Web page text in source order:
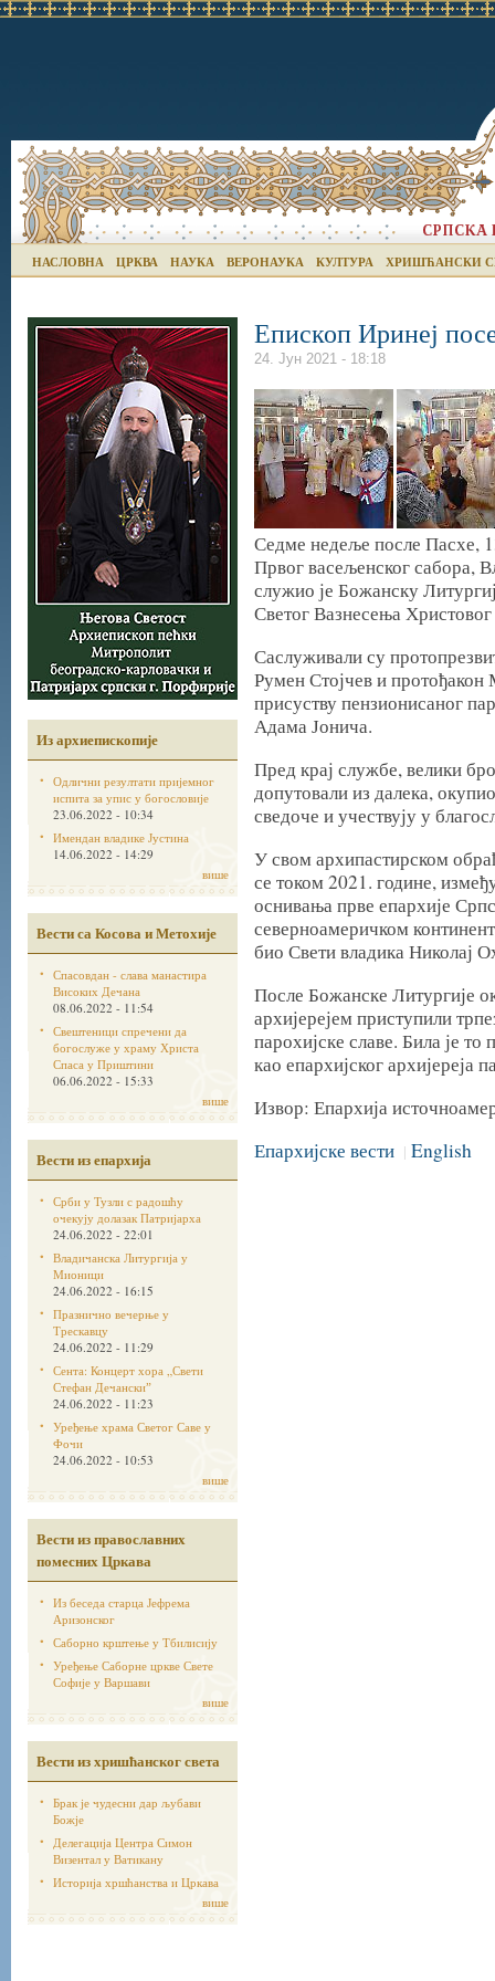
НАСЛОВНА ЦРКВА НАУКА ВЕРОНАУКА КУЛТУРА ХРИШЋАНСКИ
Из архиепископије
Одлични резултати пријемног
испита за упис у богословије
23.06.2022 - 10:34
Имендан владике Јустина
14.06.2022 - 14:29
више
Вести са Косова и Метохије
Спасовдан - слава манастира
Високих Дечана
08.06.2022 - 11:54
Свештеници спречени да
богослуже у храму Христа
Спаса у Приштини
06.06.2022 - 15:33
више
Вести из епархија
Срби у Тузли с радошћу
очекују долазак Патријарха
24.06.2022 - 22:01
Владичанска Литургија у
Мионици
24.06.2022 - 16:15
Празнично вечерње у
Трескавцу
24.06.2022 - 11:29
Сента: Концерт хора „Свети
Стефан Дечанскиˮ
24.06.2022 - 11:23
Уређење храма Светог Саве у
Фочи
24.06.2022 - 10:53
више
Вести из православних
помесних Цркава
Из беседа старца Јефрема
Аризонског
Саборно крштење у Тбилисију
Уређење Саборне цркве Свете
Софије у Варшави
више
Вести из хришћанског света
Брак је чудесни дар љубави
Божје
Делегација Центра Симон
Визентал у Ватикану
Историја хршћанства и Цркава
више
Епископ Иринеј
24. Јун 2021 - 18:18
Седме недеље после Пасхе,
Првог васељенског сабора,
служио је Божанску
Светог Вазнесења
Саслуживали су
Румен Стојчев и
присуству пензионисаног
Адама Јонича.
Пред крај службе, велики
допутовали из далека,
сведоче и учествују у
У свом архипастирском
се током 2021. године,
оснивања прве епархије
северноамеричком
био Свети владика Николај
После Божанске Литургије
архијерејем приступили
парохијске славе. Била је
као епархијског архијереја
Извор: Епархија
Епархијске вести | English